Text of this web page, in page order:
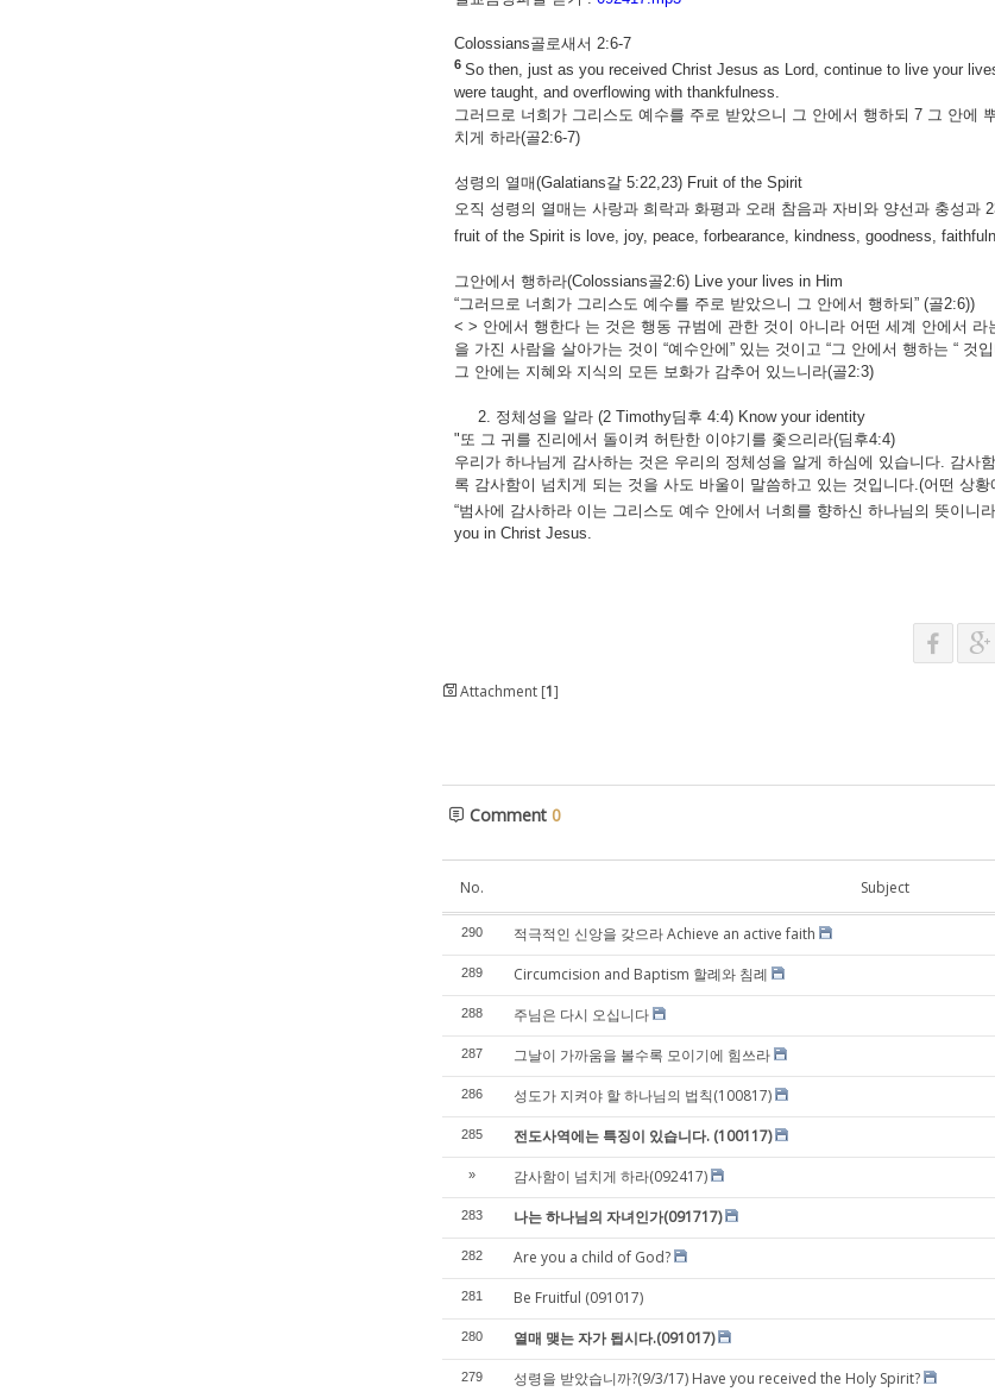
Colossians골로새서 2:6-7
6 So then, just as you received Christ Jesus as Lord, continue to live your
were taught, and overflowing with thankfulness.
그러므로 너희가 그리스도 예수를 주로 받았으니 그 안에서 행하되 7 그 안에
치게 하라(골2:6-7)
성령의 열매(Galatians갈 5:22,23) Fruit of the Spirit
오직 성령의 열매는 사랑과 희락과 화평과 오래 참음과 자비와 양선과 충성과
fruit of the Spirit is love, joy, peace, forbearance, kindness, goodness,
그안에서 행하라(Colossians골2:6) Live your lives in Him
“그러므로 너희가 그리스도 예수를 주로 받았으니 그 안에서 행하되” (골2:6))
< > 안에서 행한다 는 것은 행동 규범에 관한 것이 아니라 어떤 세계 안에서 라
을 가진 사람을 살아가는 것이 “예수안에” 있는 것이고 “그 안에서 행하는 “ 것입
그 안에는 지혜와 지식의 모든 보화가 감추어 있느니라(골2:3)
2. 정체성을 알라 (2 Timothy딤후 4:4) Know your identity
"또 그 귀를 진리에서 돌이켜 허탄한 이야기를 좇으리라(딤후4:4)
우리가 하나님게 감사하는 것은 우리의 정체성을 알게 하심에 있습니다. 감
록 감사함이 넘치게 되는 것을 사도 바울이 말씀하고 있는 것입니다.(어떤 상
“범사에 감사하라 이는 그리스도 예수 안에서 너희를 향하신 하나님의 뜻이니
you in Christ Jesus.
Attachment [1]
Comment 0
No. Subject
290 적극적인 신앙을 갖으라 Achieve an active faith
289 Circumcision and Baptism 할례와 침례
288 주님은 다시 오십니다
287 그날이 가까움을 볼수록 모이기에 힘쓰라
286 성도가 지켜야 할 하나님의 법칙(100817)
285 전도사역에는 특징이 있습니다. (100117)
» 감사함이 넘치게 하라(092417)
283 나는 하나님의 자녀인가(091717)
282 Are you a child of God?
281 Be Fruitful (091017)
280 열매 맺는 자가 됩시다.(091017)
279 성령을 받았습니까?(9/3/17) Have you received the Holy Spirit?